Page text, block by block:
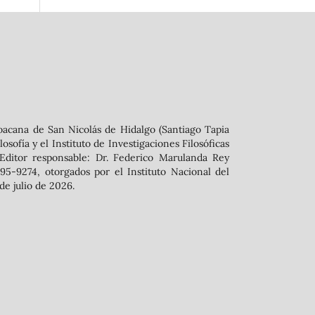
de San Nicolás de Hidalgo (Santiago Tapia
y el Instituto de Investigaciones Filosóficas
responsable: Dr. Federico Marulanda Rey
9274, otorgados por el Instituto Nacional del
julio de 2026.